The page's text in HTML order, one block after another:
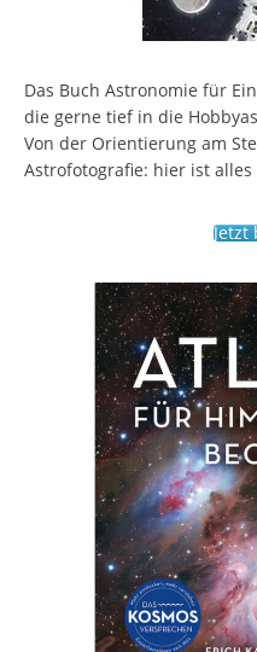
Das Buch Astronomie für
die gerne tief in die
Von der Orientierung am
Astrofotografie: hier ist
Jetzt